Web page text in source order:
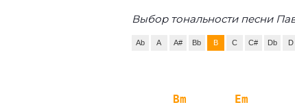
Выбор тональности песни
Ab A A# Bb B C C# Db D
Bm Em